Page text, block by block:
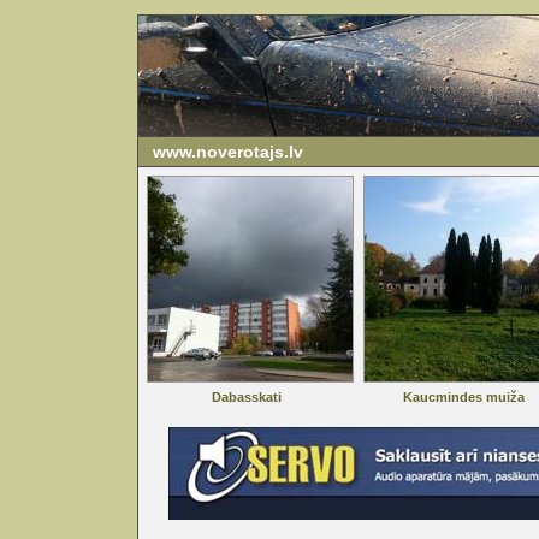
www.noverotajs.lv
Dabasskati Kaucmindes muiža